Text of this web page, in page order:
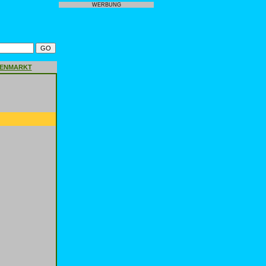
WERBUNG